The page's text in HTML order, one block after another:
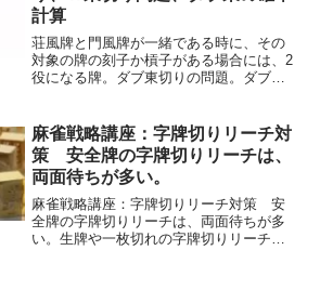
計算
荘風牌と門風牌が一緒である時に、その
対象の牌の刻子か槓子がある場合には、2
役になる牌。ダブ東切りの問題。ダブ東
麻雀戦略講座：字牌切りリーチ対
策 安全牌の字牌切りリーチは、
両面待ちが多い。
麻雀戦略講座：字牌切りリーチ対策 安
全牌の字牌切りリーチは、両面待ちが多
い。生牌や一枚切れの字牌切りリーチ